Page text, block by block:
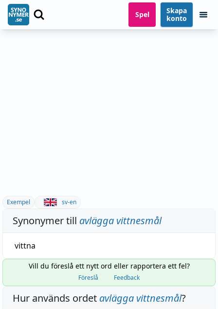
Spel
Skapa
konto
Exempel sv-en
Synonymer till avlägga vittnesmål
vittna
Vill du föreslå ett nytt ord eller rapportera ett fel?
Föreslå Feedback
Hur används ordet avlägga vittnesmål?